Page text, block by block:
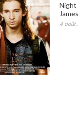
Night
4 août